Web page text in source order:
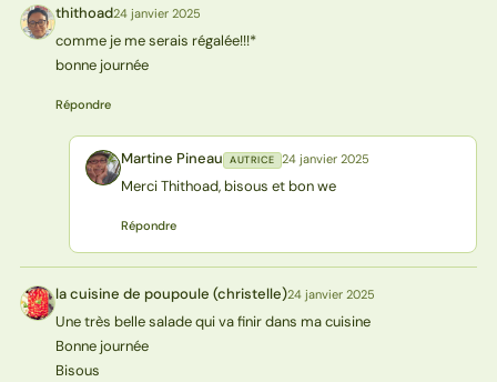
T thithoad24 janvier 2025
comme je me serais régalée!!!*
bonne journée
Répondre
MP Martine Pineau AUTRICE 24 janvier 2025
Merci Thithoad, bisous et bon we
Répondre
L( la cuisine de poupoule (christelle)24 janvier 2025
Une très belle salade qui va finir dans ma cuisine
Bonne journée
Bisous